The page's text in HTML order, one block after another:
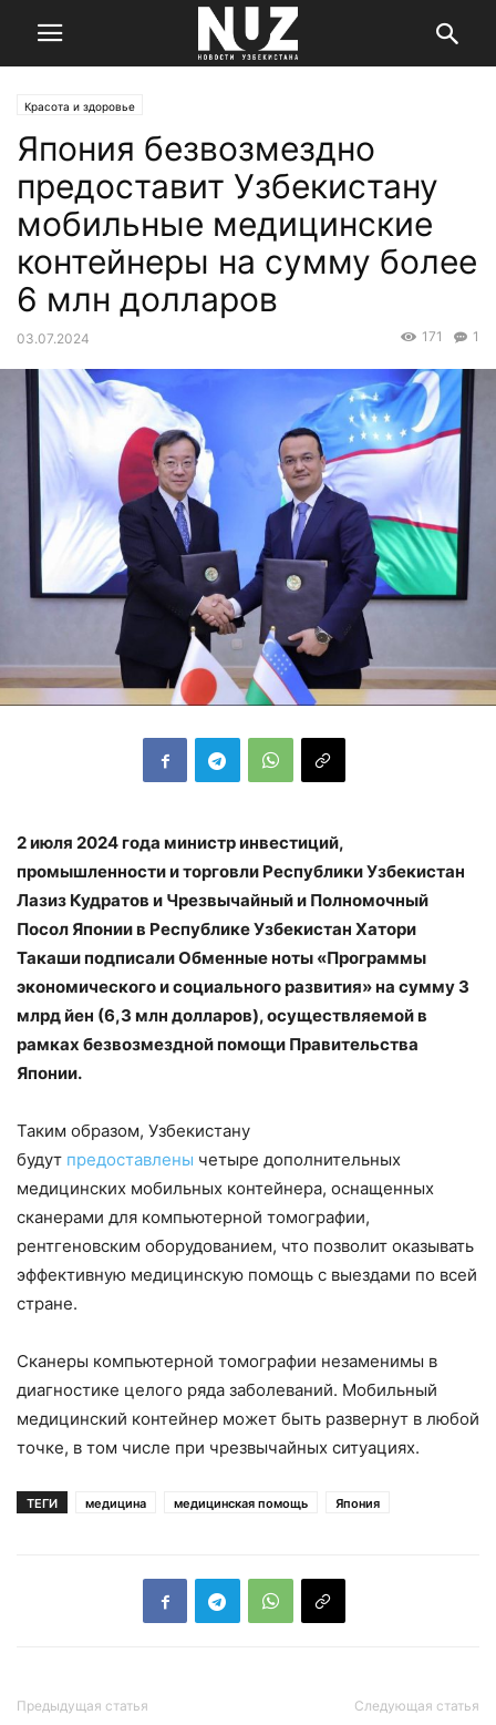
Красота и здоровье
Япония безвозмездно
предоставит Узбекистану
мобильные медицинские
контейнеры на сумму более
6 млн долларов
03.07.2024 1
171
2 июля 2024 года министр инвестиций,
промышленности и торговли Республики Узбекистан
Лазиз Кудратов и Чрезвычайный и Полномочный
Посол Японии в Республике Узбекистан Хатори
Такаши подписали Обменные ноты «Программы
экономического и социального развития» на сумму 3
млрд йен (6,3 млн долларов), осуществляемой в
рамках безвозмездной помощи Правительства
Японии.
Таким образом, Узбекистану
будут предоставлены четыре дополнительных
медицинских мобильных контейнера, оснащенных
сканерами для компьютерной томографии,
рентгеновским оборудованием, что позволит оказывать
эффективную медицинскую помощь с выездами по всей
стране.
Сканеры компьютерной томографии незаменимы в
диагностике целого ряда заболеваний. Мобильный
медицинский контейнер может быть развернут в любой
точке, в том числе при чрезвычайных ситуациях.
ТЕГИ медицина медицинская помощь Япония
Предыдущая статья Следующая статья